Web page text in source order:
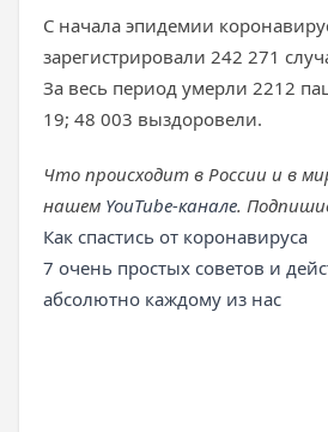
С начала эпидемии
зарегистрировали 242 271
За весь период умерли 2212
19; 48 003 выздоровели.
Что происходит в России и в
нашем YouTube-канале.
Как спастись от коронавируса
7 очень простых советов и
абсолютно каждому из нас